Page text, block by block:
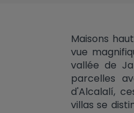
Maisons
vue
vallée de
parcelles
d'Alcalalí,
villas se